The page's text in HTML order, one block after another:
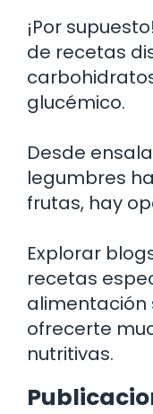
¡Por
de recetas
glucémico.
Desde
legumbres
frutas, hay
Explorar
recetas
alimentación
ofrecerte
nutritivas.